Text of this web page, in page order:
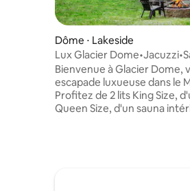
Dôme ⋅ Lakeside
Lux Glacier
du lac Flathead
Bienvenue à Glacier Dome,
escapade luxueuse dans le
Profitez de 2 lits King Size,
Queen Size, d'un sauna
jacuzzi, d'un feu de camp,
d'une télévision, d'une salle